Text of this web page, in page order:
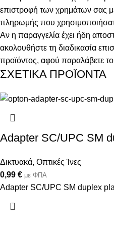
επιστροφή των χρημάτων σας
πληρωμής που
Αν η παραγγελία έχει ήδη
ακολουθήστε τη διαδικασία
προϊόντος, αφού παραλάβετε
ΣΧΕΤΙΚΑ ΠΡΟΪΟΝΤΑ
Adapter SC/UPC SM
Δικτυακά, Οπτικές Ίνες
0,99 € με ΦΠΑ
Adapter SC/UPC SM duplex